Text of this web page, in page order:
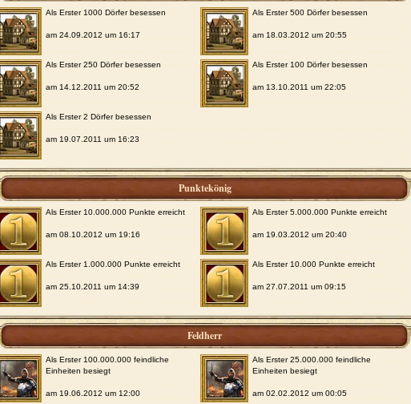
Als Erster 1000 Dörfer besessen
am 24.09.2012 um 16:17
Als Erster 500 Dörfer besessen
am 18.03.2012 um 20:55
Als Erster 250 Dörfer besessen
am 14.12.2011 um 20:52
Als Erster 100 Dörfer besessen
am 13.10.2011 um 22:05
Als Erster 2 Dörfer besessen
am 19.07.2011 um 16:23
Punktekönig
Als Erster 10.000.000 Punkte erreicht
am 08.10.2012 um 19:16
Als Erster 5.000.000 Punkte erreicht
am 19.03.2012 um 20:40
Als Erster 1.000.000 Punkte erreicht
am 25.10.2011 um 14:39
Als Erster 10.000 Punkte erreicht
am 27.07.2011 um 09:15
Feldherr
Als Erster 100.000.000 feindliche
Einheiten besiegt
am 19.06.2012 um 12:00
Als Erster 25.000.000 feindliche
Einheiten besiegt
am 02.02.2012 um 00:05